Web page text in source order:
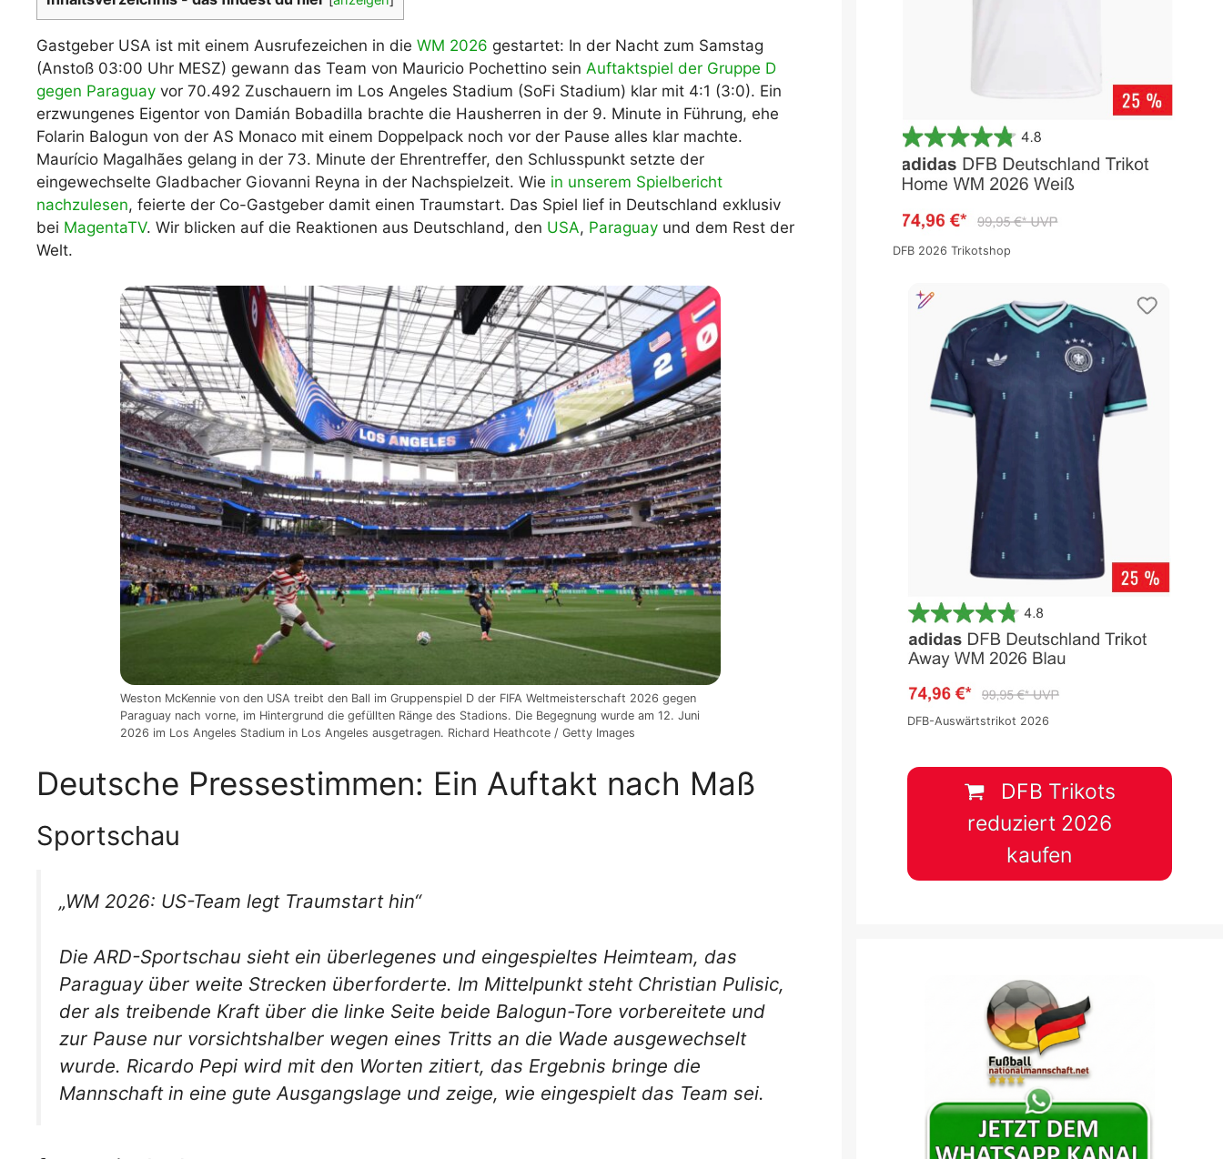
WM 2026 Spielplan Excel – kostenlos
downloaden & automatisch ausfüllen
Gastgeber USA ist mit einem Ausrufezeichen in die WM 2026 gestartet: In der Nacht zum Samstag
(Anstoß 03:00 Uhr MESZ) gewann das Team von Mauricio Pochettino sein Auftaktspiel der Gruppe D
gegen Paraguay vor 70.492 Zuschauern im Los Angeles Stadium (SoFi Stadium) klar mit 4:1 (3:0). Ein
erzwungenes Eigentor von Damián Bobadilla brachte die Hausherren in der 9. Minute in Führung, ehe
Folarin Balogun von der AS Monaco mit einem Doppelpack noch vor der Pause alles klar machte.
Maurício Magalhães gelang in der 73. Minute der Ehrentreffer, den Schlusspunkt setzte der
eingewechselte Gladbacher Giovanni Reyna in der Nachspielzeit. Wie in unserem Spielbericht
nachzulesen, feierte der Co-Gastgeber damit einen Traumstart. Das Spiel lief in Deutschland exklusiv
bei MagentaTV. Wir blicken auf die Reaktionen aus Deutschland, den USA, Paraguay und dem Rest der
Welt.
Weston McKennie von den USA treibt den Ball im Gruppenspiel D der FIFA Weltmeisterschaft 2026 gegen
Paraguay nach vorne, im Hintergrund die gefüllten Ränge des Stadions. Die Begegnung wurde am 12. Juni
2026 im Los Angeles Stadium in Los Angeles ausgetragen. Richard Heathcote / Getty Images
Deutsche Pressestimmen: Ein Auftakt nach Maß
Sportschau
„WM 2026: US-Team legt Traumstart hin“
Die ARD-Sportschau sieht ein überlegenes und eingespieltes Heimteam, das
Paraguay über weite Strecken überforderte. Im Mittelpunkt steht Christian Pulisic,
der als treibende Kraft über die linke Seite beide Balogun-Tore vorbereitete und
zur Pause nur vorsichtshalber wegen eines Tritts an die Wade ausgewechselt
wurde. Ricardo Pepi wird mit den Worten zitiert, das Ergebnis bringe die
Mannschaft in eine gute Ausgangslage und zeige, wie eingespielt das Team sei.
DFB 2026 Trikotshop
DFB-Auswärtstrikot 2026
DFB Trikots
reduziert 2026
kaufen